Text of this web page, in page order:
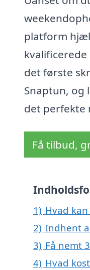
platform
kvalificerede
det første
Snaptun, og
det perfekte
Få tilbud,
1) Hvad
2) Indhent
3) Få nemt
4) Hvad